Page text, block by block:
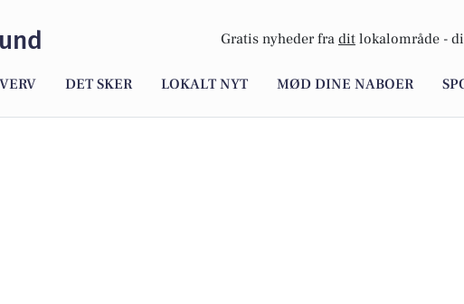
Gratis nyheder fra dit lokalområde -
DET SKER LOKALT NYT MØD DINE NABOER